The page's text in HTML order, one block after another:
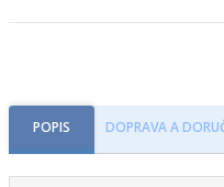
POPIS DOPRAVA A